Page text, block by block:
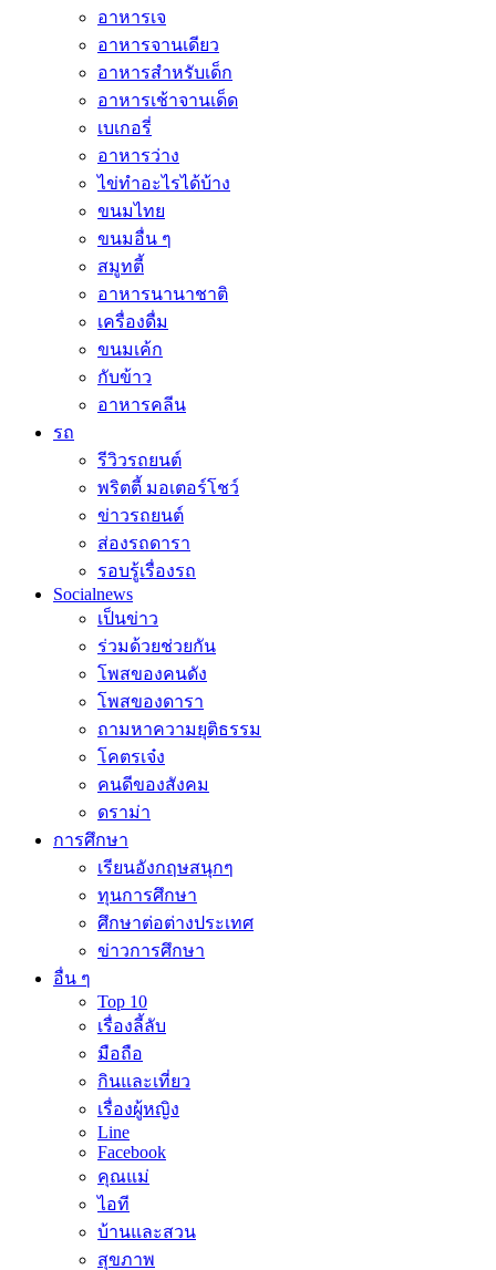
อาหารเจ
อาหารจานเดียว
อาหารสำหรับเด็ก
อาหารเช้าจานเด็ด
เบเกอรี่
อาหารว่าง
ไข่ทำอะไรได้บ้าง
ขนมไทย
ขนมอื่น ๆ
สมูทตี้
อาหารนานาชาติ
เครื่องดื่ม
ขนมเค้ก
กับข้าว
อาหารคลีน
รถ
รีวิวรถยนต์
พริตตี้ มอเตอร์โชว์
ข่าวรถยนต์
ส่องรถดารา
รอบรู้เรื่องรถ
Socialnews
เป็นข่าว
ร่วมด้วยช่วยกัน
โพสของคนดัง
โพสของดารา
ถามหาความยุติธรรม
โคตรเจ๋ง
คนดีของสังคม
ดราม่า
การศึกษา
เรียนอังกฤษสนุกๆ
ทุนการศึกษา
ศึกษาต่อต่างประเทศ
ข่าวการศึกษา
อื่น ๆ
Top 10
เรื่องลี้ลับ
มือถือ
กินและเที่ยว
เรื่องผู้หญิง
Line
Facebook
คุณแม่
ไอที
บ้านและสวน
สุขภาพ